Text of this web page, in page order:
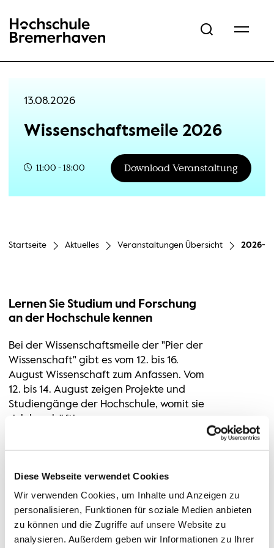
Diese Webseite verwendet Cookies
Wir verwenden Cookies, um Inhalte und Anzeigen zu
personalisieren, Funktionen für soziale Medien anbieten
zu können und die Zugriffe auf unsere Website zu
analysieren. Außerdem geben wir Informationen zu Ihrer
Hochschule Bremerhaven
13.08.2026
Wissenschaftsmeile 2026
11:00 - 18:00 Download Veranstaltung
Startseite Aktuelles Veranstaltungen Übersicht 2026-
Lernen Sie Studium und Forschung
an der Hochschule kennen
Bei der Wissenschaftsmeile der "Pier der
Wissenschaft" gibt es vom 12. bis 16.
August Wissenschaft zum Anfassen. Vom
12. bis 14. August zeigen Projekte und
Studiengänge der Hochschule, womit sie
sich beschäftigen.